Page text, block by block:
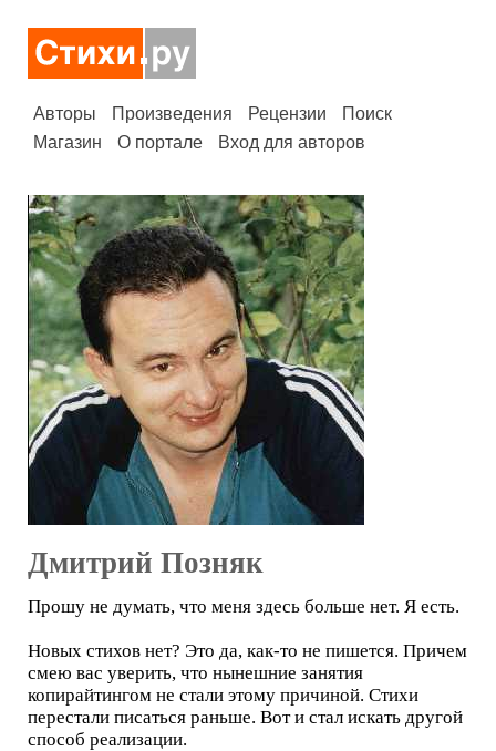
Авторы Произведения Рецензии
Поиск
Магазин
О портале Вход для авторов
Дмитрий Позняк
Прошу не думать, что меня здесь больше нет. Я есть.
Новых стихов нет? Это да, как-то не пишется. Причем
смею вас уверить, что нынешние занятия
копирайтингом не стали этому причиной. Стихи
перестали писаться раньше. Вот и стал искать другой
способ реализации.